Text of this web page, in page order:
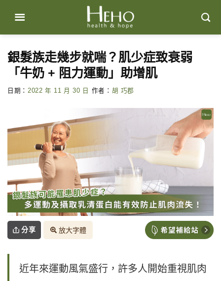
content
銀髮族走幾步就喘？肌少症致衰弱
「牛奶 + 阻力運動」助增肌
日期： 2022 年 11 月 30 日 作者： 胡 巧郡
分享 放大字體
近年來運動風氣盛行，許多人開始重視肌肉